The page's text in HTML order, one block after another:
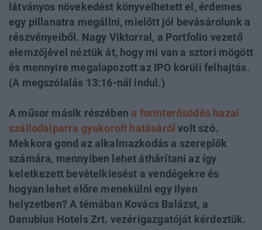
látványos növekedést könyvelhetett el, érdemes
egy pillanatra megállni, mielőtt jól bevásárolunk a
részvényeiből. Nagy Viktorral, a Portfolio vezető
elemzőjével néztük át, hogy mi van a sztori mögött
és mennyire megalapozott az IPO körüli felhajtás.
(A megszólalás 13:16-nál indul.)
A műsor másik részében a forinterősödés hazai
szállodaiparra gyakorolt hatásáról volt szó.
Mekkora gond az alkalmazkodás a szereplők
számára, mennyiben lehet áthárítani az így
keletkezett bevételkiesést a vendégekre és
hogyan lehet előre menekülni egy ilyen
helyzetben? A témában Kovács Balázst, a
Danubius Hotels Zrt. vezérigazgatóját kérdeztük.